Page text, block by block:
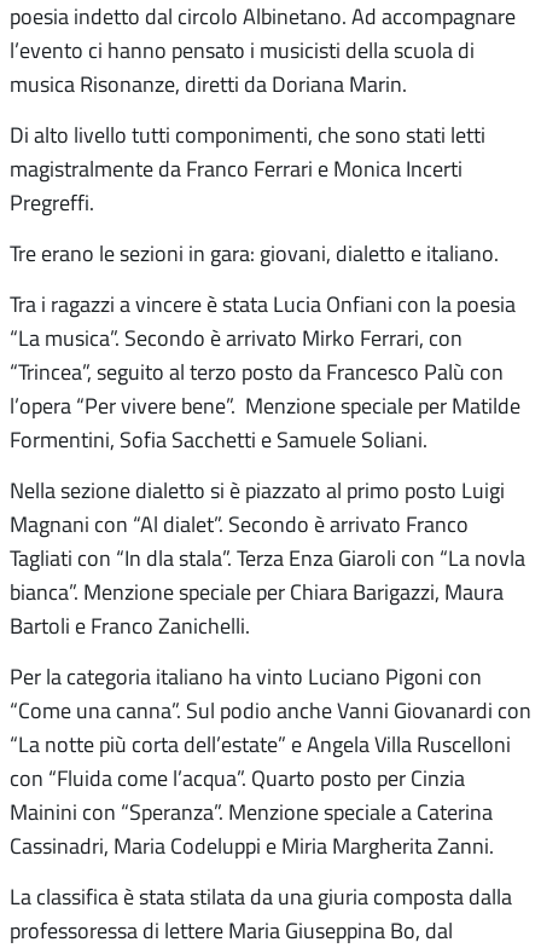
poesia indetto dal circolo Albinetano. Ad accompagnare
l’evento ci hanno pensato i musicisti della scuola di
musica Risonanze, diretti da Doriana Marin.
Di alto livello tutti componimenti, che sono stati letti
magistralmente da Franco Ferrari e Monica Incerti
Pregreffi.
Tre erano le sezioni in gara: giovani, dialetto e italiano.
Tra i ragazzi a vincere è stata Lucia Onfiani con la poesia
“La musica”. Secondo è arrivato Mirko Ferrari, con
“Trincea”, seguito al terzo posto da Francesco Palù con
l’opera “Per vivere bene”. Menzione speciale per Matilde
Formentini, Sofia Sacchetti e Samuele Soliani.
Nella sezione dialetto si è piazzato al primo posto Luigi
Magnani con “Al dialet”. Secondo è arrivato Franco
Tagliati con “In dla stala”. Terza Enza Giaroli con “La novla
bianca”. Menzione speciale per Chiara Barigazzi, Maura
Bartoli e Franco Zanichelli.
Per la categoria italiano ha vinto Luciano Pigoni con
“Come una canna”. Sul podio anche Vanni Giovanardi con
“La notte più corta dell’estate” e Angela Villa Ruscelloni
con “Fluida come l’acqua”. Quarto posto per Cinzia
Mainini con “Speranza”. Menzione speciale a Caterina
Cassinadri, Maria Codeluppi e Miria Margherita Zanni.
La classifica è stata stilata da una giuria composta dalla
professoressa di lettere Maria Giuseppina Bo, dal